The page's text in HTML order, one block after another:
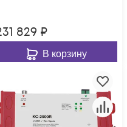
829 ₽
В корзину